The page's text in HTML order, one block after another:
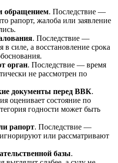
обращением. Последствие —
рапорт, жалоба или заявление
. Последствие —
в силе, а восстановление срока
орган. Последствие — время
не рассмотрен по
документы перед ВВК.
оценивает состояние по
годности может быть
рапорт. Последствие —
или рассматривают
базы.